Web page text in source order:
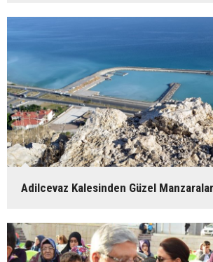
Adilcevaz Kalesinden Güzel Manzaralar